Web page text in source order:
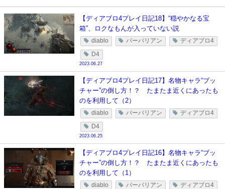
【ディアブロ4プレイ日記18】“穏やかなる宝
箱”、ロクなもんが入っていない説
diablo バーバリアン ディアブロ4
D4
2023.06.27
【ディアブロ4プレイ日記17】名物キャラ“ブッ
チャー”の倒し方！？ たまたま近くにあったも
のを利用して（2）
diablo バーバリアン ディアブロ4
D4
2023.06.25
【ディアブロ4プレイ日記16】名物キャラ“ブッ
チャー”の倒し方！？ たまたま近くにあったも
のを利用して（1）
diablo バーバリアン ディアブロ4